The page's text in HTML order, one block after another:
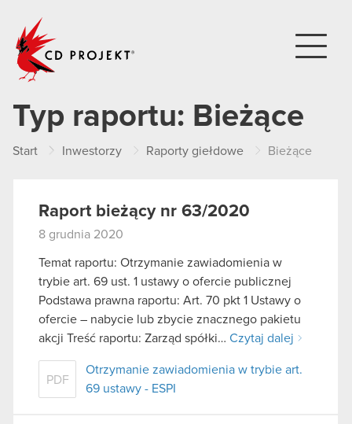
Typ raportu: Bieżące
Start Inwestorzy Raporty giełdowe Bieżące
Raport bieżący nr 63/2020
8 grudnia 2020
Temat raportu: Otrzymanie zawiadomienia w
trybie art. 69 ust. 1 ustawy o ofercie publicznej
Podstawa prawna raportu: Art. 70 pkt 1 Ustawy o
ofercie – nabycie lub zbycie znacznego pakietu
akcji Treść raportu: Zarząd spółki… Czytaj dalej
PDF
Otrzymanie zawiadomienia w trybie art.
69 ustawy - ESPI